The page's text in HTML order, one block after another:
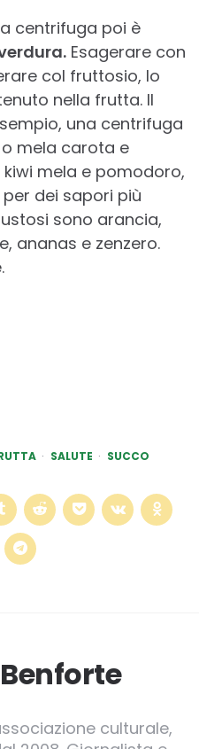
centrifuga poi è
Esagerare con
col fruttosio, lo
nella frutta. Il
una centrifuga
mela carota e
mela e pomodoro,
dei sapori più
sono arancia,
ananas e zenzero.
SALUTE SUCCO
culturale,